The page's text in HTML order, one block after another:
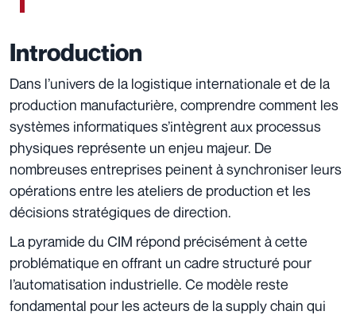
Introduction
Dans l’univers de la logistique internationale et de la
production manufacturière, comprendre comment les
systèmes informatiques s’intègrent aux processus
physiques représente un enjeu majeur. De
nombreuses entreprises peinent à synchroniser leurs
opérations entre les ateliers de production et les
décisions stratégiques de direction.
La pyramide du CIM répond précisément à cette
problématique en offrant un cadre structuré pour
l’automatisation industrielle. Ce modèle reste
fondamental pour les acteurs de la supply chain qui